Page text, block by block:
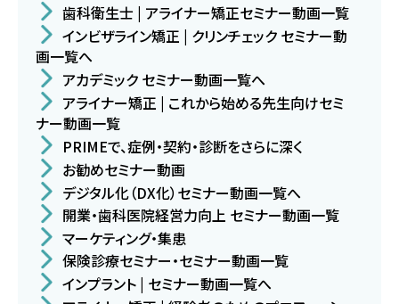
歯科衛生士 | アライナー矯正セミナー動画一覧
インビザライン矯正 | クリンチェック セミナー動
画一覧へ
アカデミック セミナー動画一覧へ
アライナー矯正 | これから始める先生向けセミ
ナー動画一覧
PRIMEで、症例・契約・診断をさらに深く
お勧めセミナー動画
デジタル化（DX化）セミナー動画一覧へ
開業・歯科医院経営力向上 セミナー動画一覧
マーケティング・集患
保険診療セミナー・セミナー動画一覧
インプラント | セミナー動画一覧へ